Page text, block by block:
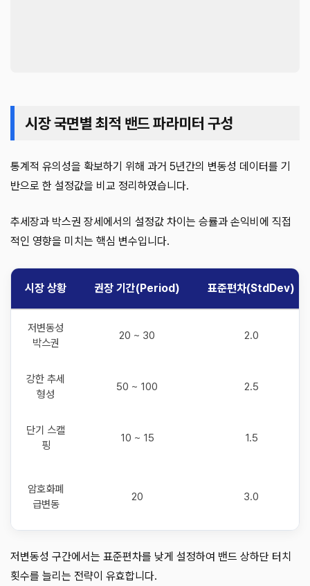
시장 국면별 최적 밴드 파라미터 구성
통계적 유의성을 확보하기 위해 과거 5년간의 변동성 데이터를 기
반으로 한 설정값을 비교 정리하였습니다.
추세장과 박스권 장세에서의 설정값 차이는 승률과 손익비에 직접
적인 영향을 미치는 핵심 변수입니다.
시장 상황 권장 기간(Period) 표준편차(StdDev)
저변동성
박스권
20 ~ 30 2.0
강한 추세
형성
50 ~ 100 2.5
단기 스캘
핑
10 ~ 15 1.5
암호화폐
급변동
20 3.0
저변동성 구간에서는 표준편차를 낮게 설정하여 밴드 상하단 터치
횟수를 늘리는 전략이 유효합니다.